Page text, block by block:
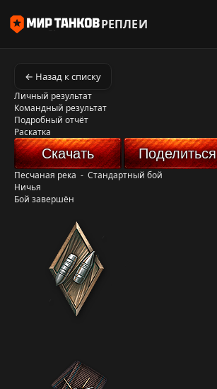
РЕПЛЕИ
← Назад к списку
Личный результат
Командный результат
Подробный отчёт
Раскатка
Скачать Поделиться
Песчаная река - Стандартный бой
Ничья
Бой завершён